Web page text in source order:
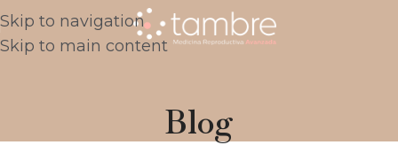
Skip to navigation
Skip to main content
Blog